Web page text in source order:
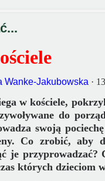
Wanke-Jakubowska ·
w kościele,
do
swoją
Co zrobić, aby
je
których dzieciom